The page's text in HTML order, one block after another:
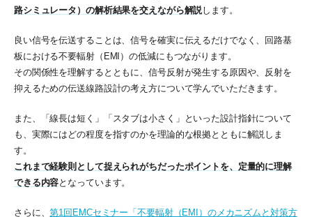
路シミュレータ）の解析結果を交えながら解説します。
良い信号を伝送することは、信号を確実に伝えるだけでなく、回路基
板における不要輻射（EMI）の低減にもつながります。
その関係性を理解するとともに、信号反射が発生する原因や、反射を
抑えるための伝送線路設計の考え方について学んでいただきます。
また、「線長は短く」「スタブは小さく」といった設計指針について
も、実際にはどの程度を指すのかを理論的な根拠とともに解説しま
す。
これまで経験則として捉えられがちだったポイントを、定量的に理解
できる内容となっています。
さらに、第1回EMCセミナー「不要輻射（EMI）のメカニズムと対策方